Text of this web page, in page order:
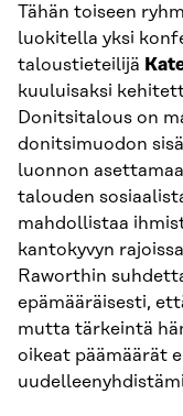
Tähän toiseen
luokitella yksi
taloustieteilijä
kuuluisaksi
Donitsitalous on
donitsimuodon
luonnon
talouden
mahdollistaa
kantokyvyn
Raworthin
epämääräisesti,
mutta tärkeintä
oikeat päämäärät